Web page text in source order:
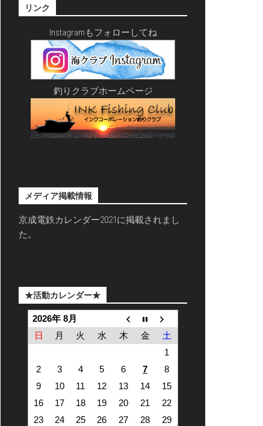
リンク
Instagramもフォローしてね
釣りクラブホームページ
メディア掲載情報
京成電鉄カレンダー2021に掲載されまし
た。
★活動カレンダー★
2026年 8月
日
月 火 水 木 金
土
1
2
3 4 5 6 7
8
9
10 11 12 13 14
15
16
17 18 19 20 21
22
23
24 25 26 27 28
29